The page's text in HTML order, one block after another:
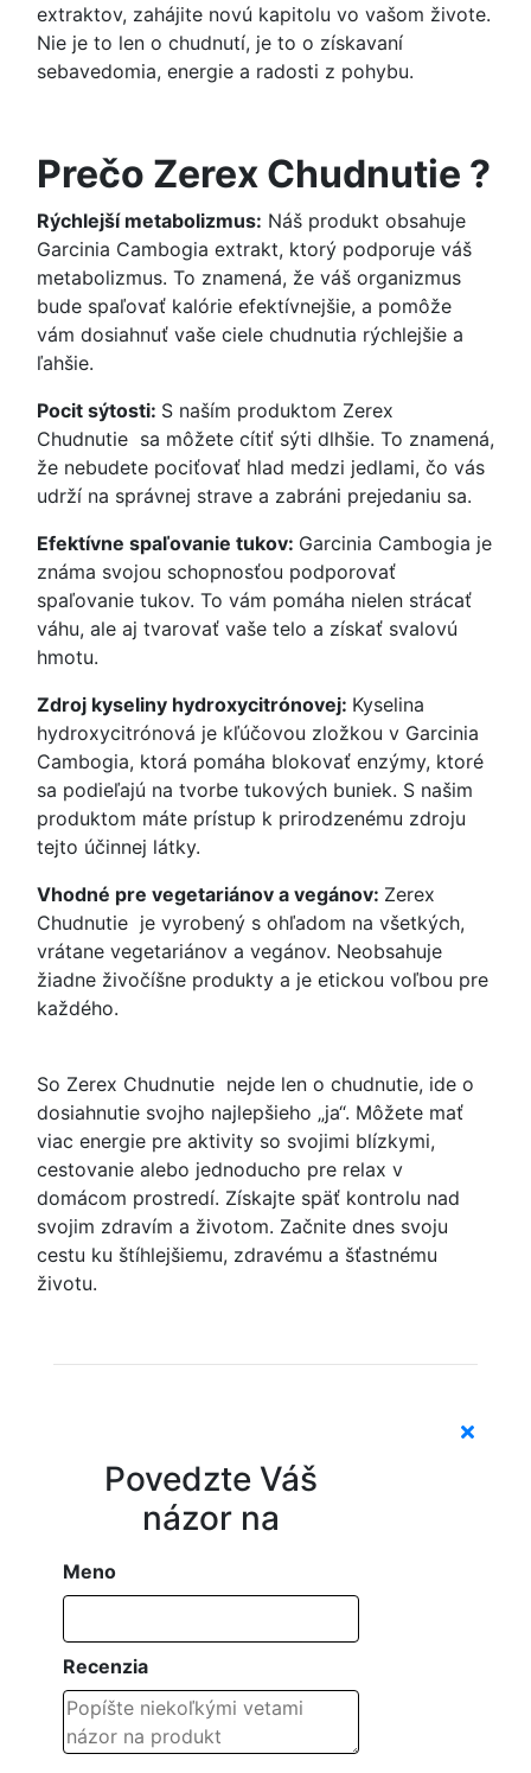
extraktov, zahájite novú kapitolu vo vašom živote.
Nie je to len o chudnutí, je to o získavaní
sebavedomia, energie a radosti z pohybu.
Prečo Zerex Chudnutie ?
Rýchlejší metabolizmus: Náš produkt obsahuje
Garcinia Cambogia extrakt, ktorý podporuje váš
metabolizmus. To znamená, že váš organizmus
bude spaľovať kalórie efektívnejšie, a pomôže
vám dosiahnuť vaše ciele chudnutia rýchlejšie a
ľahšie.
Pocit sýtosti: S naším produktom Zerex
Chudnutie sa môžete cítiť sýti dlhšie. To znamená,
že nebudete pociťovať hlad medzi jedlami, čo vás
udrží na správnej strave a zabráni prejedaniu sa.
Efektívne spaľovanie tukov: Garcinia Cambogia je
známa svojou schopnosťou podporovať
spaľovanie tukov. To vám pomáha nielen strácať
váhu, ale aj tvarovať vaše telo a získať svalovú
hmotu.
Zdroj kyseliny hydroxycitrónovej: Kyselina
hydroxycitrónová je kľúčovou zložkou v Garcinia
Cambogia, ktorá pomáha blokovať enzýmy, ktoré
sa podieľajú na tvorbe tukových buniek. S našim
produktom máte prístup k prirodzenému zdroju
tejto účinnej látky.
Vhodné pre vegetariánov a vegánov: Zerex
Chudnutie je vyrobený s ohľadom na všetkých,
vrátane vegetariánov a vegánov. Neobsahuje
žiadne živočíšne produkty a je etickou voľbou pre
každého.
So Zerex Chudnutie nejde len o chudnutie, ide o
dosiahnutie svojho najlepšieho „ja“. Môžete mať
viac energie pre aktivity so svojimi blízkymi,
cestovanie alebo jednoducho pre relax v
domácom prostredí. Získajte späť kontrolu nad
svojim zdravím a životom. Začnite dnes svoju
cestu ku štíhlejšiemu, zdravému a šťastnému
životu.
Povedzte Váš
názor na
Meno
Recenzia